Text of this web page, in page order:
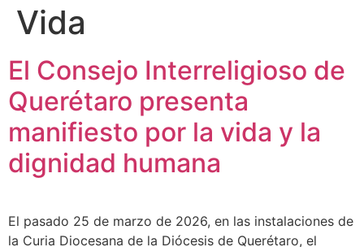
Vida
El Consejo Interreligioso de
Querétaro presenta
manifiesto por la vida y la
dignidad humana
El pasado 25 de marzo de 2026, en las instalaciones de
la Curia Diocesana de la Diócesis de Querétaro, el